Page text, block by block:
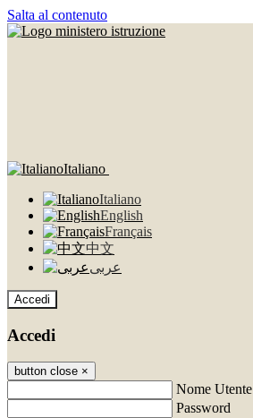
Salta al contenuto
Italiano
Italiano
English
Français
中文
عربى
Accedi
Accedi
button close ×
Nome Utente
Password